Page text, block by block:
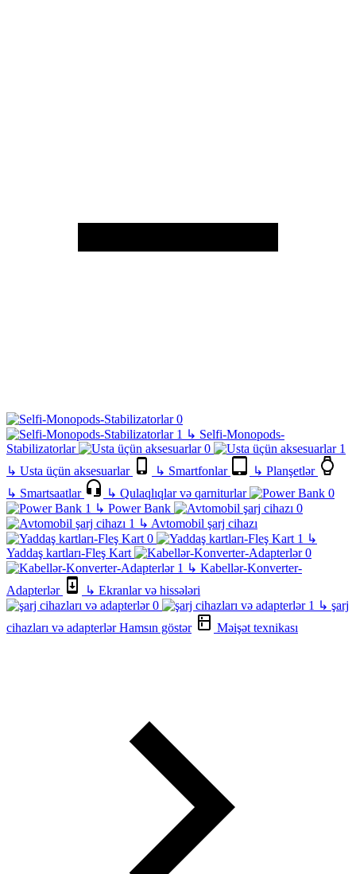
↳ Selfi-Monopods-
Stabilizatorlar
↳ Usta üçün aksesuarlar ↳ Smartfonlar ↳ Planşetlər
↳ Smartsaatlar ↳ Qulaqlıqlar və qarniturlar
↳ Power Bank
↳ Avtomobil şarj cihazı
↳
Yaddaş kartları-Fleş Kart
↳ Kabellər-Konverter-
Adapterlər
↳ Ekranlar və hissələri
↳ şarj
cihazları və adapterlərHamsın göstər Məişət texnikası